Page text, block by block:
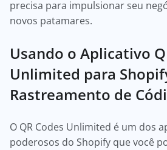
precisa para impulsionar seu
novos patamares.
Usando o Aplicativo
Unlimited para
Rastreamento de
O QR Codes Unlimited é um dos
poderosos do Shopify que você